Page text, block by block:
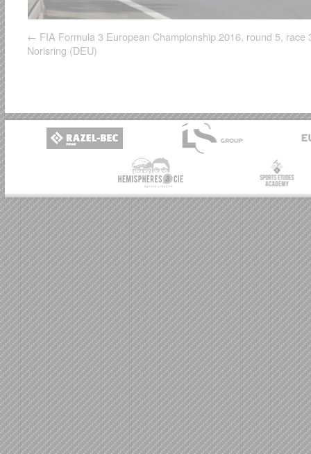
FIA Formula 3 European Championship 2016, round 5, race
Norisring (DEU)